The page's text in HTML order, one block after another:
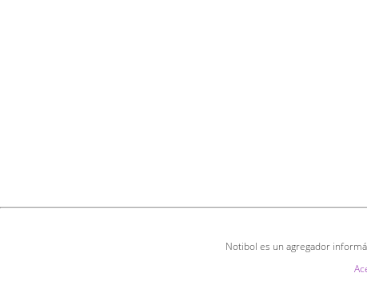
Notibol es un agregador